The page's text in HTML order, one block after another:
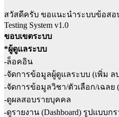
สวัสดีครับ ขอแนะนำระบบข้อสอบ
Testing System v1.0
ขอบเขตระบบ
*ผู้ดูแลระบบ
-ล็อคอิน
-จัดการข้อมูลผู้ดูแลระบบ (เพิ่ม
-จัดการข้อมูลวิชา/ตัวเลือก/เฉลย
-ดูผลสอบรายบุคคล
-ดูรายงาน (Dashboard) รูปแบบ